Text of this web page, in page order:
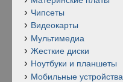
Чипсеты
Видеокарты
Мультимедиа
Жесткие диски
Ноутбуки и планшеты
Мобильные устройства